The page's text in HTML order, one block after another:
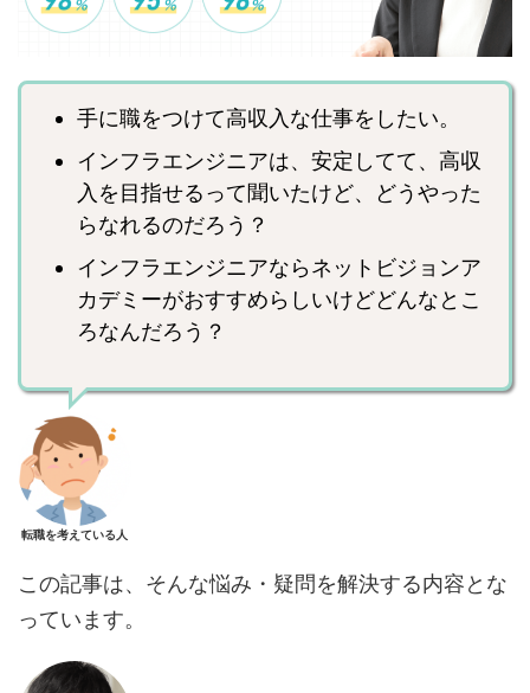
手に職をつけて高収入な仕事をしたい。
インフラエンジニアは、安定してて、高収
入を目指せるって聞いたけど、どうやった
らなれるのだろう？
インフラエンジニアならネットビジョンア
カデミーがおすすめらしいけどどんなとこ
ろなんだろう？
転職を考えている人
この記事は、そんな悩み・疑問を解決する内容とな
っています。